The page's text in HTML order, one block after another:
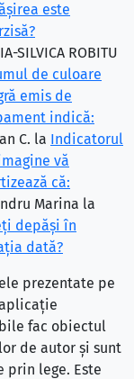
este
SILVICA ROBITU
de culoare
emis de
indică:
C. la Indicatorul
vă
că:
Marina la
depăşi în
dată?
prezentate pe
fac obiectul
de autor și sunt
prin lege. Este